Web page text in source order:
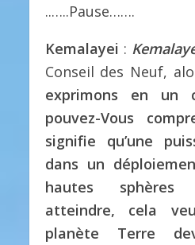
..…..Pause…….
Kemalayei :
Conseil des Neuf,
exprimons en un
pouvez-Vous
signifie qu’une
dans un
hautes sphères
atteindre, cela
planète Terre